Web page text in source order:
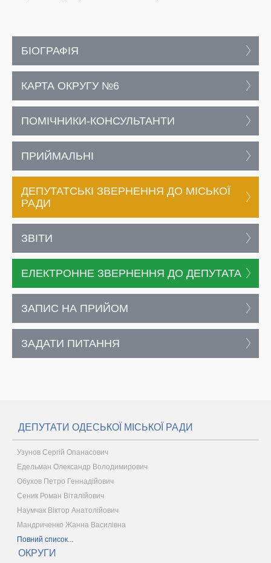
БІОГРАФІЯ
КАРТА ОКРУГУ №6
ПОМІЧНИКИ-КОНСУЛЬТАНТИ
ПРИЙМАЛЬНІ
ДЕПУТАТСЬКІ ЗВЕРНЕННЯ ДО МІСЬКОЇ
РАДИ
ЗВІТИ
ЕЛЕКТРОННЕ ЗВЕРНЕННЯ ДО ДЕПУТАТА
ЗАПИС НА ПРИЙОМ
ЗАДАТИ ПИТАННЯ
ДЕПУТАТИ ОДЕСЬКОЇ МІСЬКОЇ РАДИ
Узунов Сергій Опанасович
Едельман Олександр Володимирович
Обухов Петро Геннадійович
Сеник Роман Віталійович
Наумчак Віктор Анатолійович
Мандриченко Жанна Василівна
Повний список...
ОКРУГИ